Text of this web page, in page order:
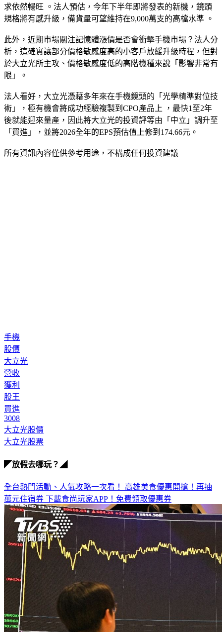
（Apple）在AI新功能與換機方案的雙重推動下，高階鏡頭需
求依然暢旺 。法人預估，今年下半年即將發表的新機，鏡頭
此外，近期市場關注記憶體漲價是否會衝擊手機市場？法人分
析，這確實讓部分價格敏感度高的小客戶放緩升級時程，但對
於大立光所主攻、價格敏感度低的高階機種來說「影響非常有
法人看好，大立光憑藉多年來在手機鏡頭的「光學精準對位技
術」，極有機會將成功經驗複製到CPO產品上 ，最快1至2年
後就能迎來量產，因此將大立光的投資評等由「中立」調升至
手機
股價
大立光
營收
獲利
股王
買進
3008
大立光股價
全台熱門活動、人氣攻略一次看！高雄美食優惠開搶！再抽
萬元住宿券下載食尚玩家APP！免費領取優惠券